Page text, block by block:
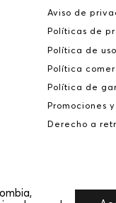
Aviso de
Políticas de
Política de
Política
Política de
Promociones
Derecho a